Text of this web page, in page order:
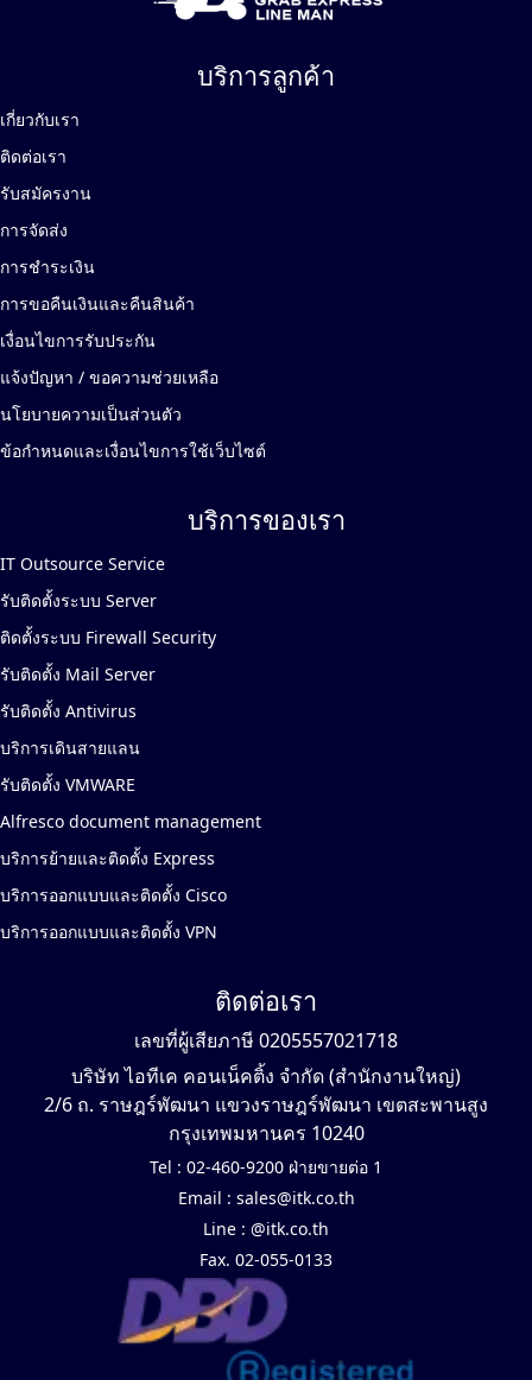
บริการลูกค้า
เกี่ยวกับเรา
ติดต่อเรา
รับสมัครงาน
การจัดส่ง
การชำระเงิน
การขอคืนเงินและคืนสินค้า
เงื่อนไขการรับประกัน
แจ้งปัญหา / ขอความช่วยเหลือ
นโยบายความเป็นส่วนตัว
ข้อกำหนดและเงื่อนไขการใช้เว็บไซต์
บริการของเรา
IT Outsource Service
รับติดตั้งระบบ Server
ติดตั้งระบบ Firewall Security
รับติดตั้ง Mail Server
รับติดตั้ง Antivirus
บริการเดินสายแลน
รับติดตั้ง VMWARE
Alfresco document management
บริการย้ายและติดตั้ง Express
บริการออกแบบและติดตั้ง Cisco
บริการออกแบบและติดตั้ง VPN
ติดต่อเรา
เลขที่ผู้เสียภาษี 0205557021718
บริษัท ไอทีเค คอนเน็คติ้ง จำกัด (สำนักงานใหญ่)
2/6 ถ. ราษฎร์พัฒนา แขวงราษฎร์พัฒนา เขตสะพานสูง
กรุงเทพมหานคร 10240
Tel : 02-460-9200 ฝ่ายขายต่อ 1
Email : sales@itk.co.th
Line : @itk.co.th
Fax. 02-055-0133